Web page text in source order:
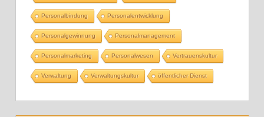
Personalbindung Personalentwicklung
Personalgewinnung Personalmanagement
Personalmarketing Personalwesen Vertrauenskultur
Verwaltung Verwaltungskultur öffentlicher Dienst